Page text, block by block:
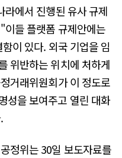
라에서 진행된 유사 규제
들 플랫폼 규제안에는
이 있다. 외국 기업을 임
위반하는 위치에 처하게
거래위원회가 이 정도로
성을 보여주고 열린 대화
정위는 30일 보도자료를